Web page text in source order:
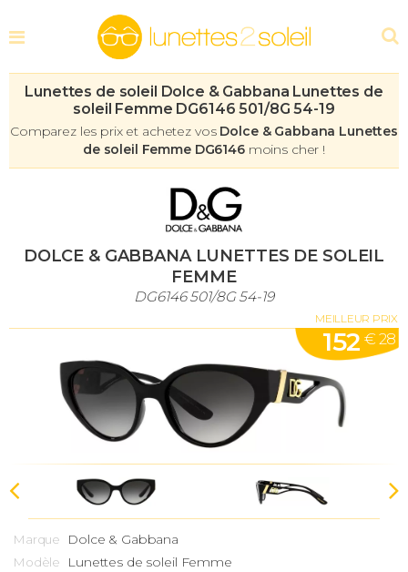
Lunettes de soleil Dolce & Gabbana Lunettes de
soleil Femme DG6146 501/8G 54-19
Comparez les prix et achetez vos Dolce & Gabbana Lunettes
de soleil Femme DG6146moins cher !
DOLCE & GABBANA LUNETTES DE SOLEIL
FEMME
DG6146 501/8G 54-19
MEILLEUR PRIX
152 € 28
Marque Dolce & Gabbana
Modèle Lunettes de soleil Femme